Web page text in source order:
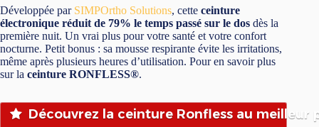
Développée par SIMPOrtho Solutions, cette ceinture
électronique réduit de 79% le temps passé sur le dos dès la
première nuit. Un vrai plus pour votre santé et votre confort
nocturne. Petit bonus : sa mousse respirante évite les irritations,
même après plusieurs heures d’utilisation. Pour en savoir plus
sur la ceinture RONFLESS®.
Découvrez la ceinture Ronfless au meilleur